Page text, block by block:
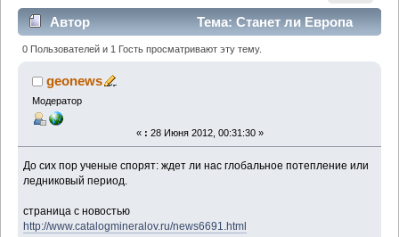
Автор
Тема: Станет ли Европа
Сибирью (Прочитано 2312 раз)
0 Пользователей и 1 Гость просматривают эту тему.
geonews
Модератор
« : 28 Июня 2012, 00:31:30 »
До сих пор ученые спорят: ждет ли нас глобальное потепление или
ледниковый период.
страница с новостью
http://www.catalogmineralov.ru/news6691.html